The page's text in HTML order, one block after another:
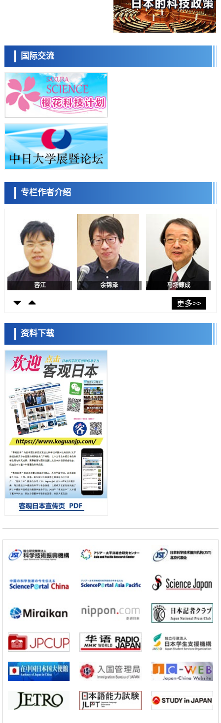
庆应义塾大学阐明脑内“游击手”小胶质细胞包裹保护受损神经细胞的机
制，有望用于开发阿尔茨海默病等疾病疗法
劣化抑制机制，为提升轮胎安全性与耐久性的材料设计开辟道路
科学研究
近畿大学等发现植物染料“日本茜”的红色成分可抑制老化与炎症，有望
成为新型功能性材料
科学研究
群马大学开发针对难治性癫痫的新型基因疗法，利用超小型GAD67启动
子抑制发作
科学研究
九州大学揭示夜间眼压升高机制：两种激素波动叠加所致
科学研究
东京都产技研采用新手法开发出可稳定工作至300℃的介电材料，已验
证电容器可在汽车发动机等高温环境下工作
经济・社会
日本生成式AI使用者占比一年内翻倍，但与中美德仍有较大差距
政策
日本修订首都直下型地震紧急对策：目标为死亡人数至少减半，重点强
化火灾防控
福井大学发现细胞记忆过往并抑制反应的机制，阐明即便DNA相同反应
迥异之谜
科学研究
神户大学确认口服癌症疫苗B440单药给药的安全性，在转移性尿路上皮
癌患者中开展临床试验
日本发布《令和8年版科学技术与创新白皮书》，解读第七期基本计划
首年度政策方向
科学研究
东京大学发现可诱导细胞死亡的新型信使物质
东京都健康长寿医疗中心跨器官揭示衰老过程中的糖链变化
科学研究
产总研无需石油利用松脂制备石墨前驱体，可作为电池电极材料
科学研究
东京大学和海上保安厅等发现南海海槽沿线板块边界锁定状态存在区域
差异
政策
日本第2次医疗研究开发调整费，根据一线实际情况和需求分配99.3亿
日元
科学研究
千叶大学鉴定出导致难治性疾病“肺高血压症”恶化的蛋白质“MYL9/12”，
会引发血管结构恶化
科学研究
京都大学高效生成光的构成单元“光子”，可应用于量子计算机
科学研究
开发出300亿年仅误差1秒的光晶格钟，构建网络将其打造为下一代社会
基础设施
经济・社会
科学研究
带大量基因的人工细胞
政策
展研究
科学研究
京都大学高效生成光的构成单元“光子”，可应用于量子计算机
科学研究
开发出300亿年仅误差1秒的光晶格钟，构建网络将其打造为下一代社会
经济・社会
日本成立“以人为本AI联盟”——力争借助AI拓展社会公众创造力，依托
科学研究
大阪大学开发出膜脂质可视化工具，使脂质探针的高效开发成为可能
国际交流
专栏作者介绍
流员
小岩井忠道
陈小牧 李鸥 安宁
容江 余锦泽 马场錬成
日本科学未来馆 科学交
流员
小岩井忠道 泷川 进
更多>>
资料下载